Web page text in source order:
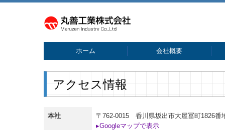
ホーム 会社概要
アクセス情報
本社
〒762-0015 香川県坂出市大屋冨町1826番
▸Googleマップで表示